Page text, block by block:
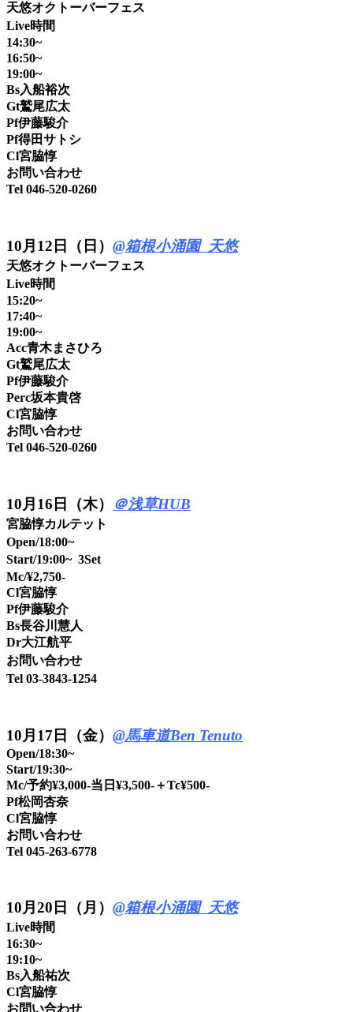
天悠オクトーバーフェス
Live時間
14:30~
16:50~
19:00~
Bs入船裕次
Gt鷲尾広太
Pf伊藤駿介
Pf得田サトシ
Cl宮脇惇
お問い合わせ
Tel 046-520-0260
10月12日（日） @箱根小涌園 天悠
天悠オクトーバーフェス
Live時間
15:20~
17:40~
19:00~
Acc青木まさひろ
Gt鷲尾広太
Pf伊藤駿介
Perc坂本貴啓
Cl宮脇惇
お問い合わせ
Tel 046-520-0260
10月16日（木） ＠浅草HUB
宮脇惇カルテット
Open/18:00~
Start/19:00~ 3Set
Mc/¥2,750-
Cl宮脇惇
Pf伊藤駿介
Bs長谷川慧人
Dr大江航平
お問い合わせ
Tel 03-3843-1254
10月17日（金） @馬車道Ben Tenuto
Open/18:30~
Start/19:30~
Mc/予約¥3,000-当日¥3,500-＋Tc¥500-
Pf松岡杏奈
Cl宮脇惇
お問い合わせ
Tel 045-263-6778
10月20日（月） @箱根小涌園 天悠
Live時間
16:30~
19:10~
Bs入船祐次
Cl宮脇惇
お問い合わせ